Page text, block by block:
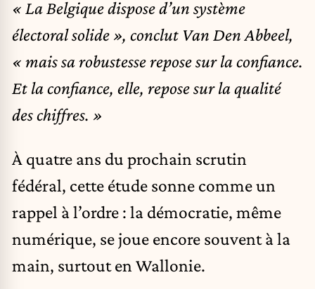
« La Belgique dispose d’un système
électoral solide », conclut Van Den Abbeel,
« mais sa robustesse repose sur la confiance.
Et la confiance, elle, repose sur la qualité
des chiffres. »
À quatre ans du prochain scrutin
fédéral, cette étude sonne comme un
rappel à l’ordre : la démocratie, même
numérique, se joue encore souvent à la
main, surtout en Wallonie.